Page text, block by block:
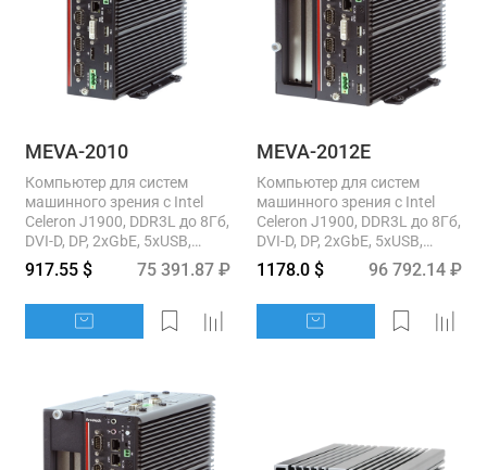
MEVA-2010
Компьютер для систем
машинного зрения с Intel
Celeron J1900, DDR3L до 8Гб,
DVI-D, DP, 2xGbE, 5xUSB,
6xRS232/422/485, 2xmSATA,
2x2.5" SATA,...
917.55 $ 75 391.87 ₽
MEVA-2012E
Компьютер для систем
машинного зрения с Intel
Celeron J1900, DDR3L до 8Гб,
DVI-D, DP, 2xGbE, 5xUSB,
6xRS232/422/485, 2xmSATA,
2x2.5" SATA,...
1178.0 $ 96 792.14 ₽